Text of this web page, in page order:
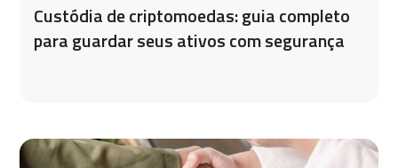
Custódia de criptomoedas: guia completo
para guardar seus ativos com segurança